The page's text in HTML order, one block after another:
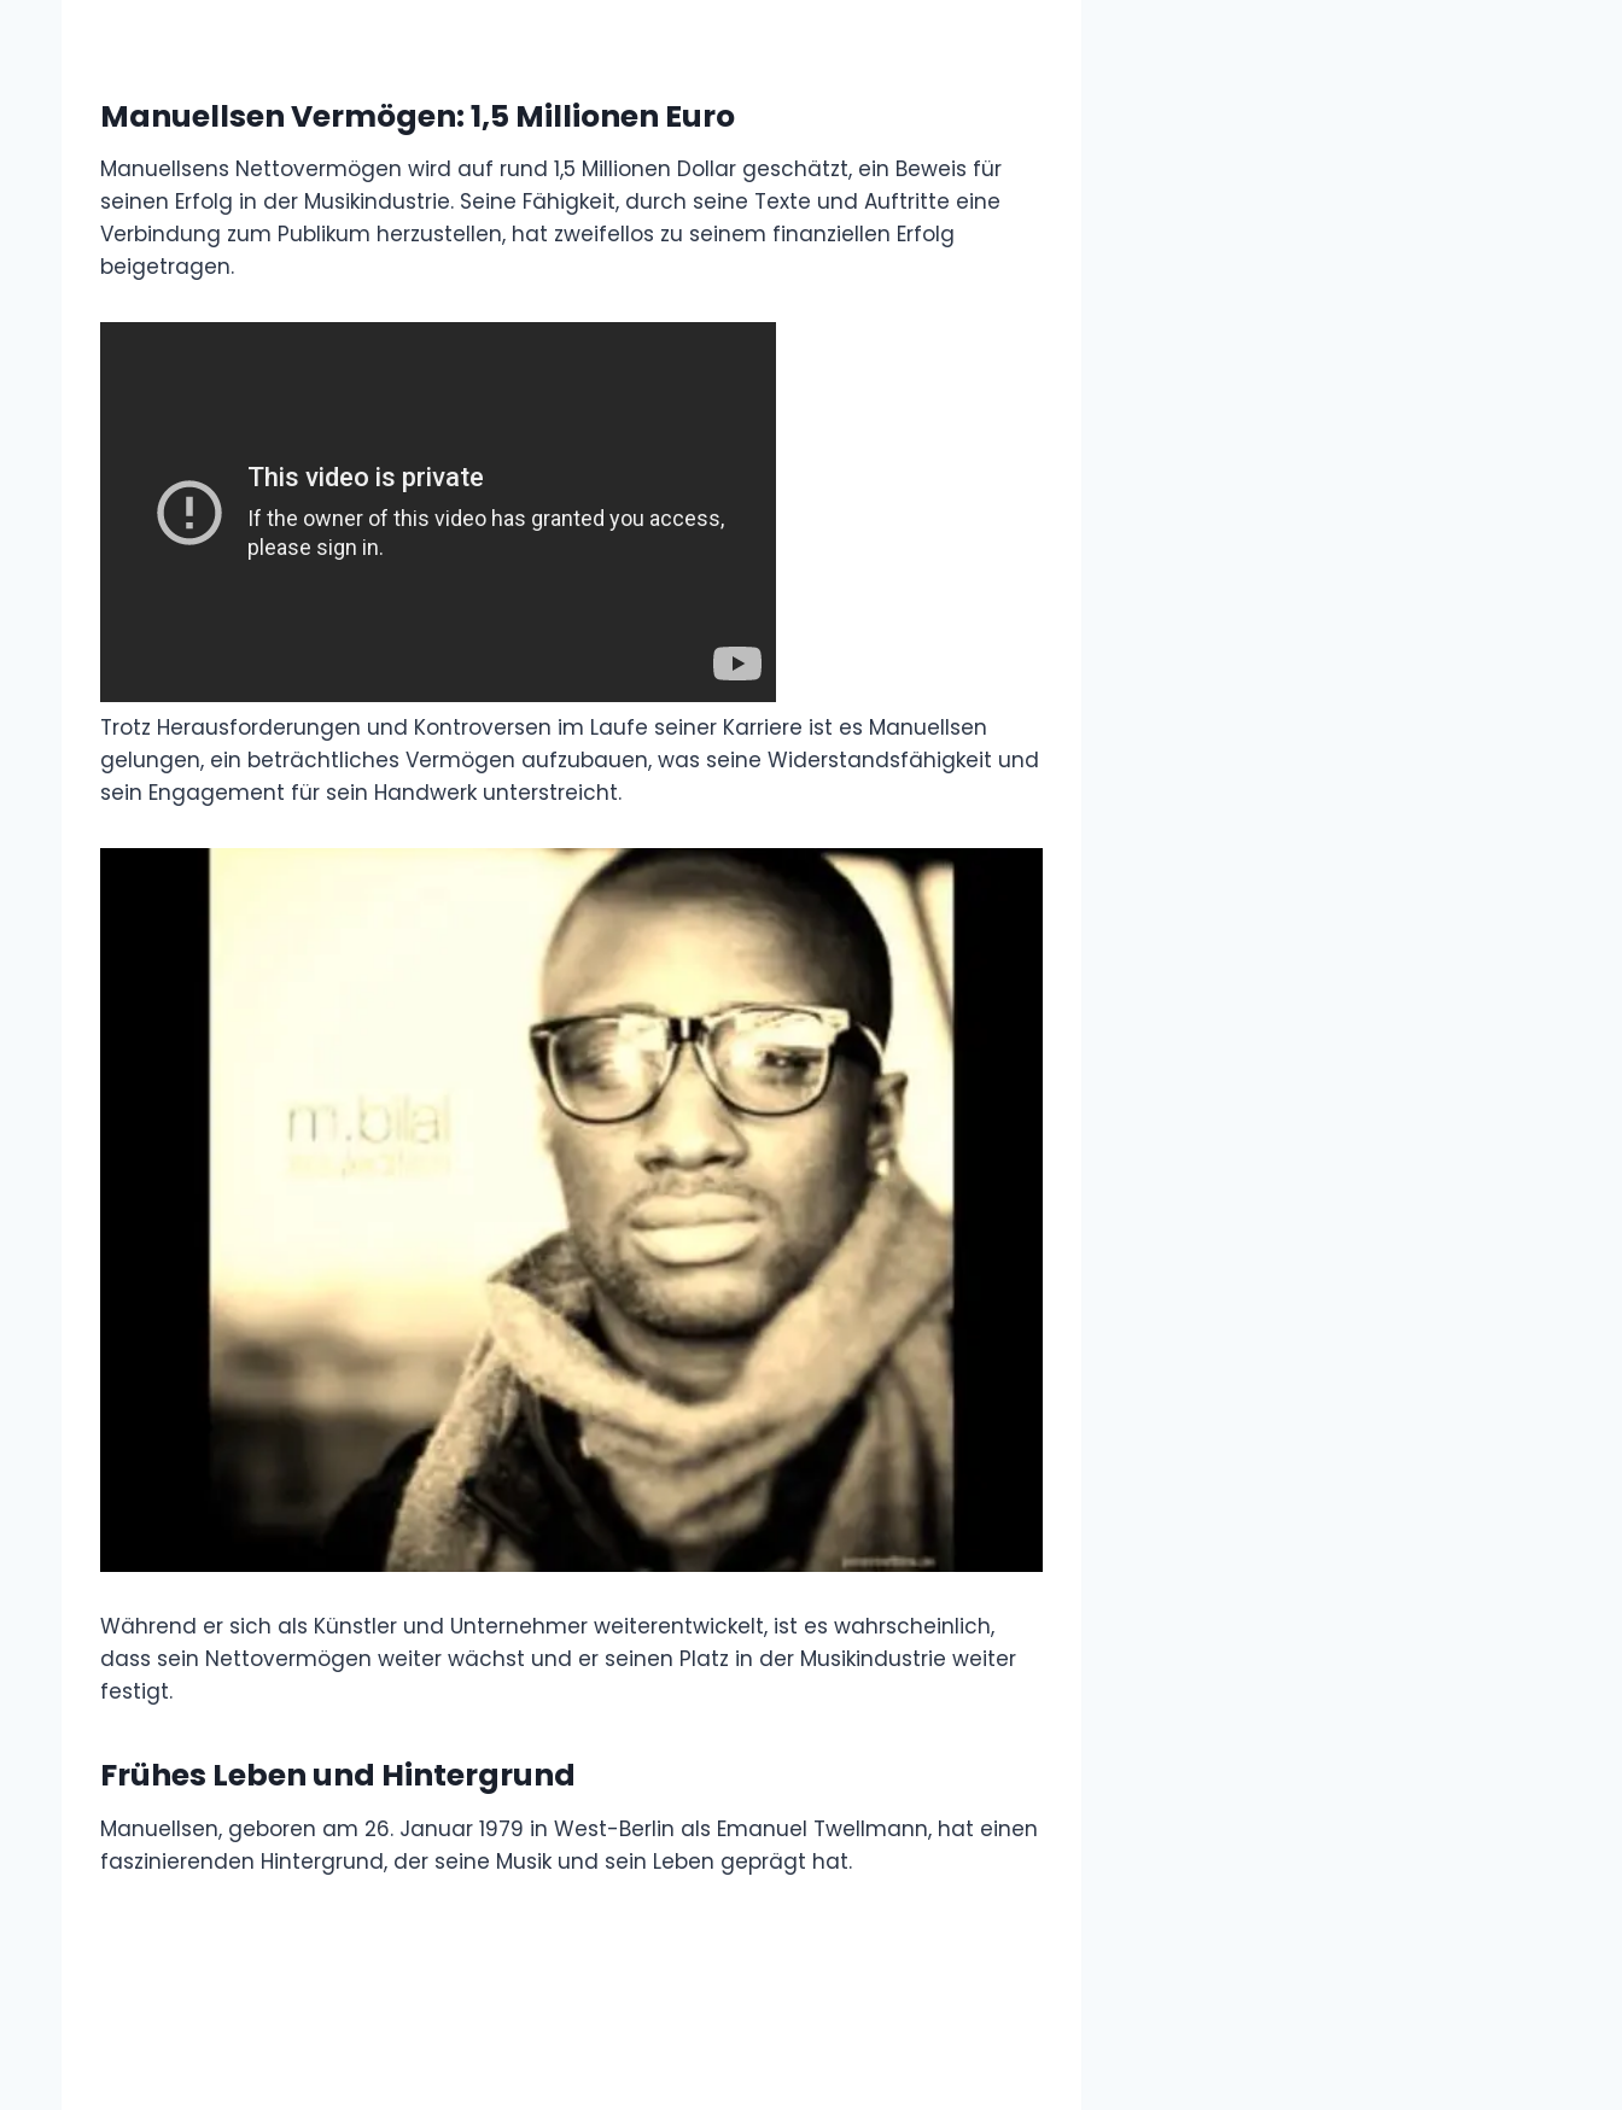
Manuellsen Vermögen: 1,5 Millionen Euro
Manuellsens Nettovermögen wird auf rund 1,5 Millionen Dollar geschätzt, ein Beweis für
seinen Erfolg in der Musikindustrie. Seine Fähigkeit, durch seine Texte und Auftritte eine
Verbindung zum Publikum herzustellen, hat zweifellos zu seinem finanziellen Erfolg
beigetragen.
Trotz Herausforderungen und Kontroversen im Laufe seiner Karriere ist es Manuellsen
gelungen, ein beträchtliches Vermögen aufzubauen, was seine Widerstandsfähigkeit und
sein Engagement für sein Handwerk unterstreicht.
Während er sich als Künstler und Unternehmer weiterentwickelt, ist es wahrscheinlich,
dass sein Nettovermögen weiter wächst und er seinen Platz in der Musikindustrie weiter
festigt.
Frühes Leben und Hintergrund
Manuellsen, geboren am 26. Januar 1979 in West-Berlin als Emanuel Twellmann, hat einen
faszinierenden Hintergrund, der seine Musik und sein Leben geprägt hat.